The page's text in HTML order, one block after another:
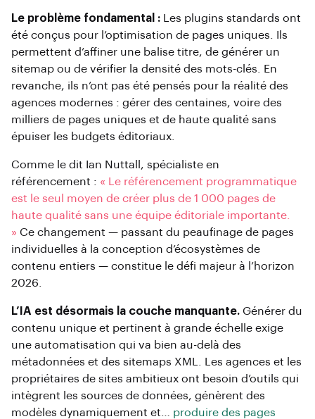
Le problème fondamental : Les plugins standards ont
été conçus pour l’optimisation de pages uniques. Ils
permettent d’affiner une balise titre, de générer un
sitemap ou de vérifier la densité des mots-clés. En
revanche, ils n’ont pas été pensés pour la réalité des
agences modernes : gérer des centaines, voire des
milliers de pages uniques et de haute qualité sans
épuiser les budgets éditoriaux.
Comme le dit Ian Nuttall, spécialiste en
référencement : « Le référencement programmatique
est le seul moyen de créer plus de 1 000 pages de
haute qualité sans une équipe éditoriale importante.
» Ce changement — passant du peaufinage de pages
individuelles à la conception d’écosystèmes de
contenu entiers — constitue le défi majeur à l’horizon
2026.
L’IA est désormais la couche manquante. Générer du
contenu unique et pertinent à grande échelle exige
une automatisation qui va bien au-delà des
métadonnées et des sitemaps XML. Les agences et les
propriétaires de sites ambitieux ont besoin d’outils qui
intègrent les sources de données, génèrent des
modèles dynamiquement et… produire des pages